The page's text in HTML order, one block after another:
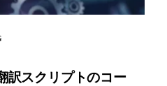
スクリプトのコー